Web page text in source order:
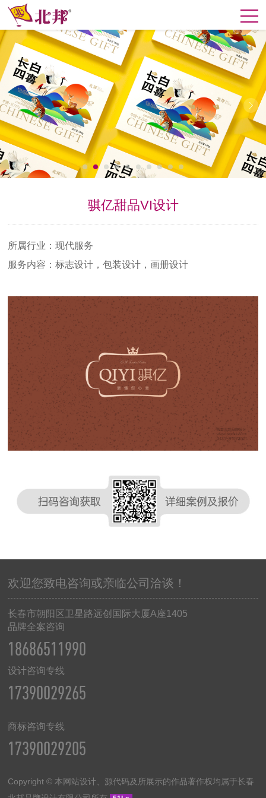
骐亿甜品VI设计
所属行业：现代服务
服务内容：标志设计，包装设计，画册设计
欢迎您致电咨询或亲临公司洽谈！
长春市朝阳区卫星路远创国际大厦A座1405
品牌全案咨询
18686511990
设计咨询专线
17390029265
商标咨询专线
17390029205
Copyright © 本网站设计、源代码及所展示的作品著作权均属于长春